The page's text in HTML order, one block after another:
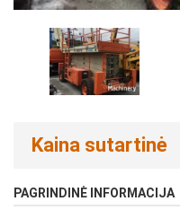
Kaina sutartinė
PAGRINDINĖ INFORMACIJA